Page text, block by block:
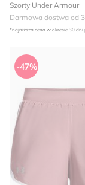
Szorty Under Armour
Darmowa dostwa od
*najniższa cena w okresie 30 dni
Szorty na lato
-47%